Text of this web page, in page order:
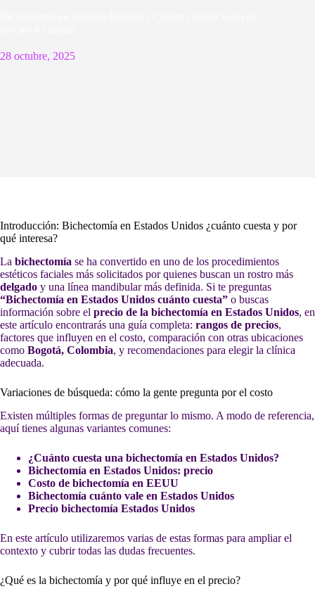
28 octubre, 2025
Introducción: Bichectomía en Estados Unidos ¿cuánto cuesta y por
qué interesa?
La bichectomía se ha convertido en uno de los procedimientos
estéticos faciales más solicitados por quienes buscan un rostro más
delgado y una línea mandibular más definida. Si te preguntas
“Bichectomía en Estados Unidos cuánto cuesta” o buscas
información sobre el precio de la bichectomía en Estados Unidos, en
este artículo encontrarás una guía completa: rangos de precios,
factores que influyen en el costo, comparación con otras ubicaciones
como Bogotá, Colombia, y recomendaciones para elegir la clínica
adecuada.
Variaciones de búsqueda: cómo la gente pregunta por el costo
Existen múltiples formas de preguntar lo mismo. A modo de referencia,
aquí tienes algunas variantes comunes:
¿Cuánto cuesta una bichectomía en Estados Unidos?
Bichectomía en Estados Unidos: precio
Costo de bichectomía en EEUU
Bichectomía cuánto vale en Estados Unidos
Precio bichectomía Estados Unidos
En este artículo utilizaremos varias de estas formas para ampliar el
contexto y cubrir todas las dudas frecuentes.
¿Qué es la bichectomía y por qué influye en el precio?